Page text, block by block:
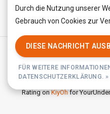
Allgemeine
© Copyright 2026 -
Rating onKiyOhfor
Durch die Nutzung unserer
Gebrauch von Cookies zur
DIESE NACHRICHT
FÜR WEITERE
DATENSCHUTZERKLÄRUNG. »